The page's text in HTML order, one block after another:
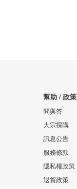
幫助 / 政策
問與答
大宗採購
訊息公告
服務條款
隱私權政策
退貨政策